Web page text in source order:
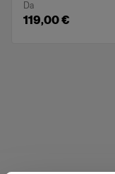
Da
119,00 €